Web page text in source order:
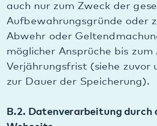
informationstechnischen Systeme.
Auswertung der Daten zu
findet in diesem Zusammenhang
B.2.c.) Rechtsgrundlage der
Besuch unserer Webseite:
den Logfiles erfolgt auf Basis der
des Art. 6 Absatz 1 Buchstabe f